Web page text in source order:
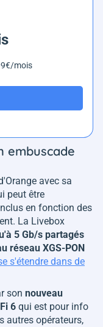
mois
embuscade
avec sa
peut être
en fonction des
La Livebox
5 Gb/s partagés
réseau XGS-PON
s'étendre dans de
son nouveau
6 qui est pour info
autres opérateurs,